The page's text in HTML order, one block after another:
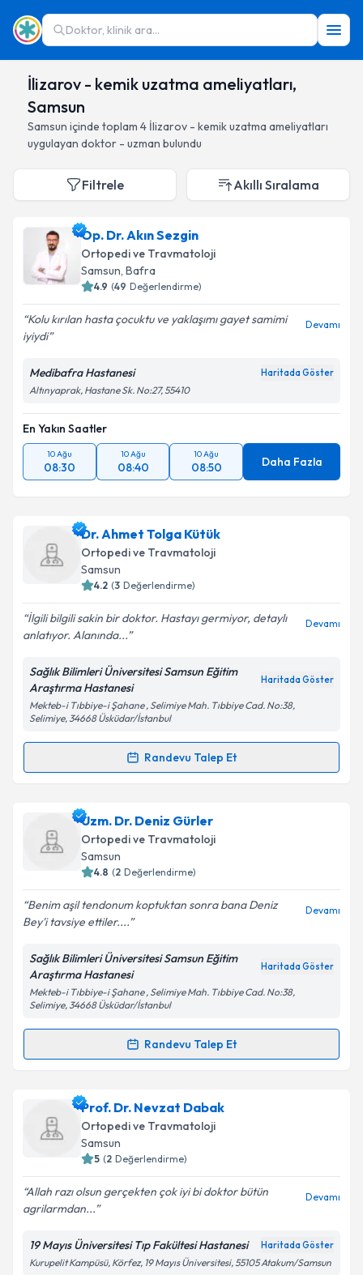
Doktor, klinik ara...
İlizarov - kemik uzatma ameliyatları,
Samsun
Samsun içinde toplam 4 İlizarov - kemik uzatma ameliyatları
uygulayan doktor - uzman bulundu
Filtrele Akıllı Sıralama
Op. Dr. Akın Sezgin
Ortopedi ve Travmatoloji
Samsun, Bafra
4.9 (49 Değerlendirme)
Kolu kırılan hasta çocuktu ve yaklaşımı gayet samimi
iyiydi
Devamı
Medibafra Hastanesi Haritada Göster
Altınyaprak, Hastane Sk. No:27, 55410
En Yakın Saatler
10 Ağu
08:30
10 Ağu
08:40
10 Ağu
08:50 Daha Fazla
Dr. Ahmet Tolga Kütük
Ortopedi ve Travmatoloji
Samsun
4.2 (3 Değerlendirme)
İlgili bilgili sakin bir doktor. Hastayı germiyor, detaylı
anlatıyor. Alanında...
Devamı
Sağlık Bilimleri Üniversitesi Samsun Eğitim
Araştırma Hastanesi
Haritada Göster
Mekteb-i Tıbbiye-i Şahane , Selimiye Mah. Tıbbiye Cad. No:38,
Selimiye, 34668 Üsküdar/İstanbul
Randevu Talep Et
Randevu Takvimi Talebi
Dr. Ahmet Tolga Kütükiçin randevu takvimi talebi
oluşturun. Size bu uzmandan randevu almanız için bir
takvim hazırlandığında e-posta ile bilgilendireceğiz.
Kişisel verilerimin işlenmesine ilişkin
Aydınlatma
Metni'ni okudum ve kişisel verilerimin belirtilen
kapsamda işlenmesini kabul ediyorum.
Takvim Talebini Gönder
Uzm. Dr. Deniz Gürler
Ortopedi ve Travmatoloji
Samsun
4.8 (2 Değerlendirme)
Benim aşil tendonum koptuktan sonra bana Deniz
Bey'i tavsiye ettiler....
Devamı
Sağlık Bilimleri Üniversitesi Samsun Eğitim
Araştırma Hastanesi
Haritada Göster
Mekteb-i Tıbbiye-i Şahane , Selimiye Mah. Tıbbiye Cad. No:38,
Selimiye, 34668 Üsküdar/İstanbul
Randevu Talep Et
Randevu Takvimi Talebi
Uzm. Dr. Deniz Gürler için randevu takvimi talebi
oluşturun. Size bu uzmandan randevu almanız için bir
takvim hazırlandığında e-posta ile bilgilendireceğiz.
Kişisel verilerimin işlenmesine ilişkin
Aydınlatma
Metni'ni okudum ve kişisel verilerimin belirtilen
Prof. Dr. Nevzat Dabak
Ortopedi ve Travmatoloji
Samsun
5 (2 Değerlendirme)
Allah razı olsun gerçekten çok iyi bi doktor bütün
agrilarmdan...
Devamı
19 Mayıs Üniversitesi Tıp Fakültesi Hastanesi Haritada Göster
Kurupelit Kampüsü, Körfez, 19 Mayıs Üniversitesi, 55105 Atakum/Samsun